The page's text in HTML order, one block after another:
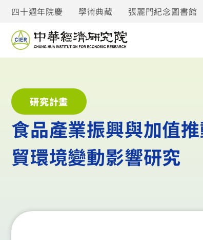
四十週年院慶 學術典藏 張麗門紀念圖書館
研究計畫
食品產業振興與加值
貿環境變動影響研究